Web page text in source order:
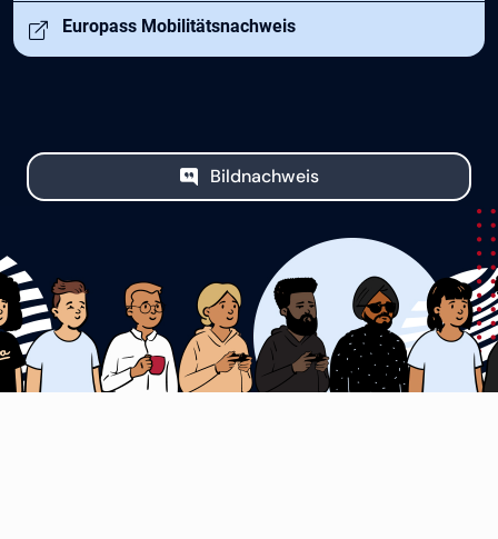
Öffnet in neuem Tab
Europass Mobilitätsnachweis
Bildnachweis